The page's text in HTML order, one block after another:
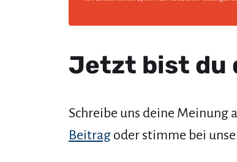
Jetzt bist du
Schreibe uns deine Meinung
Beitrag oder stimme bei